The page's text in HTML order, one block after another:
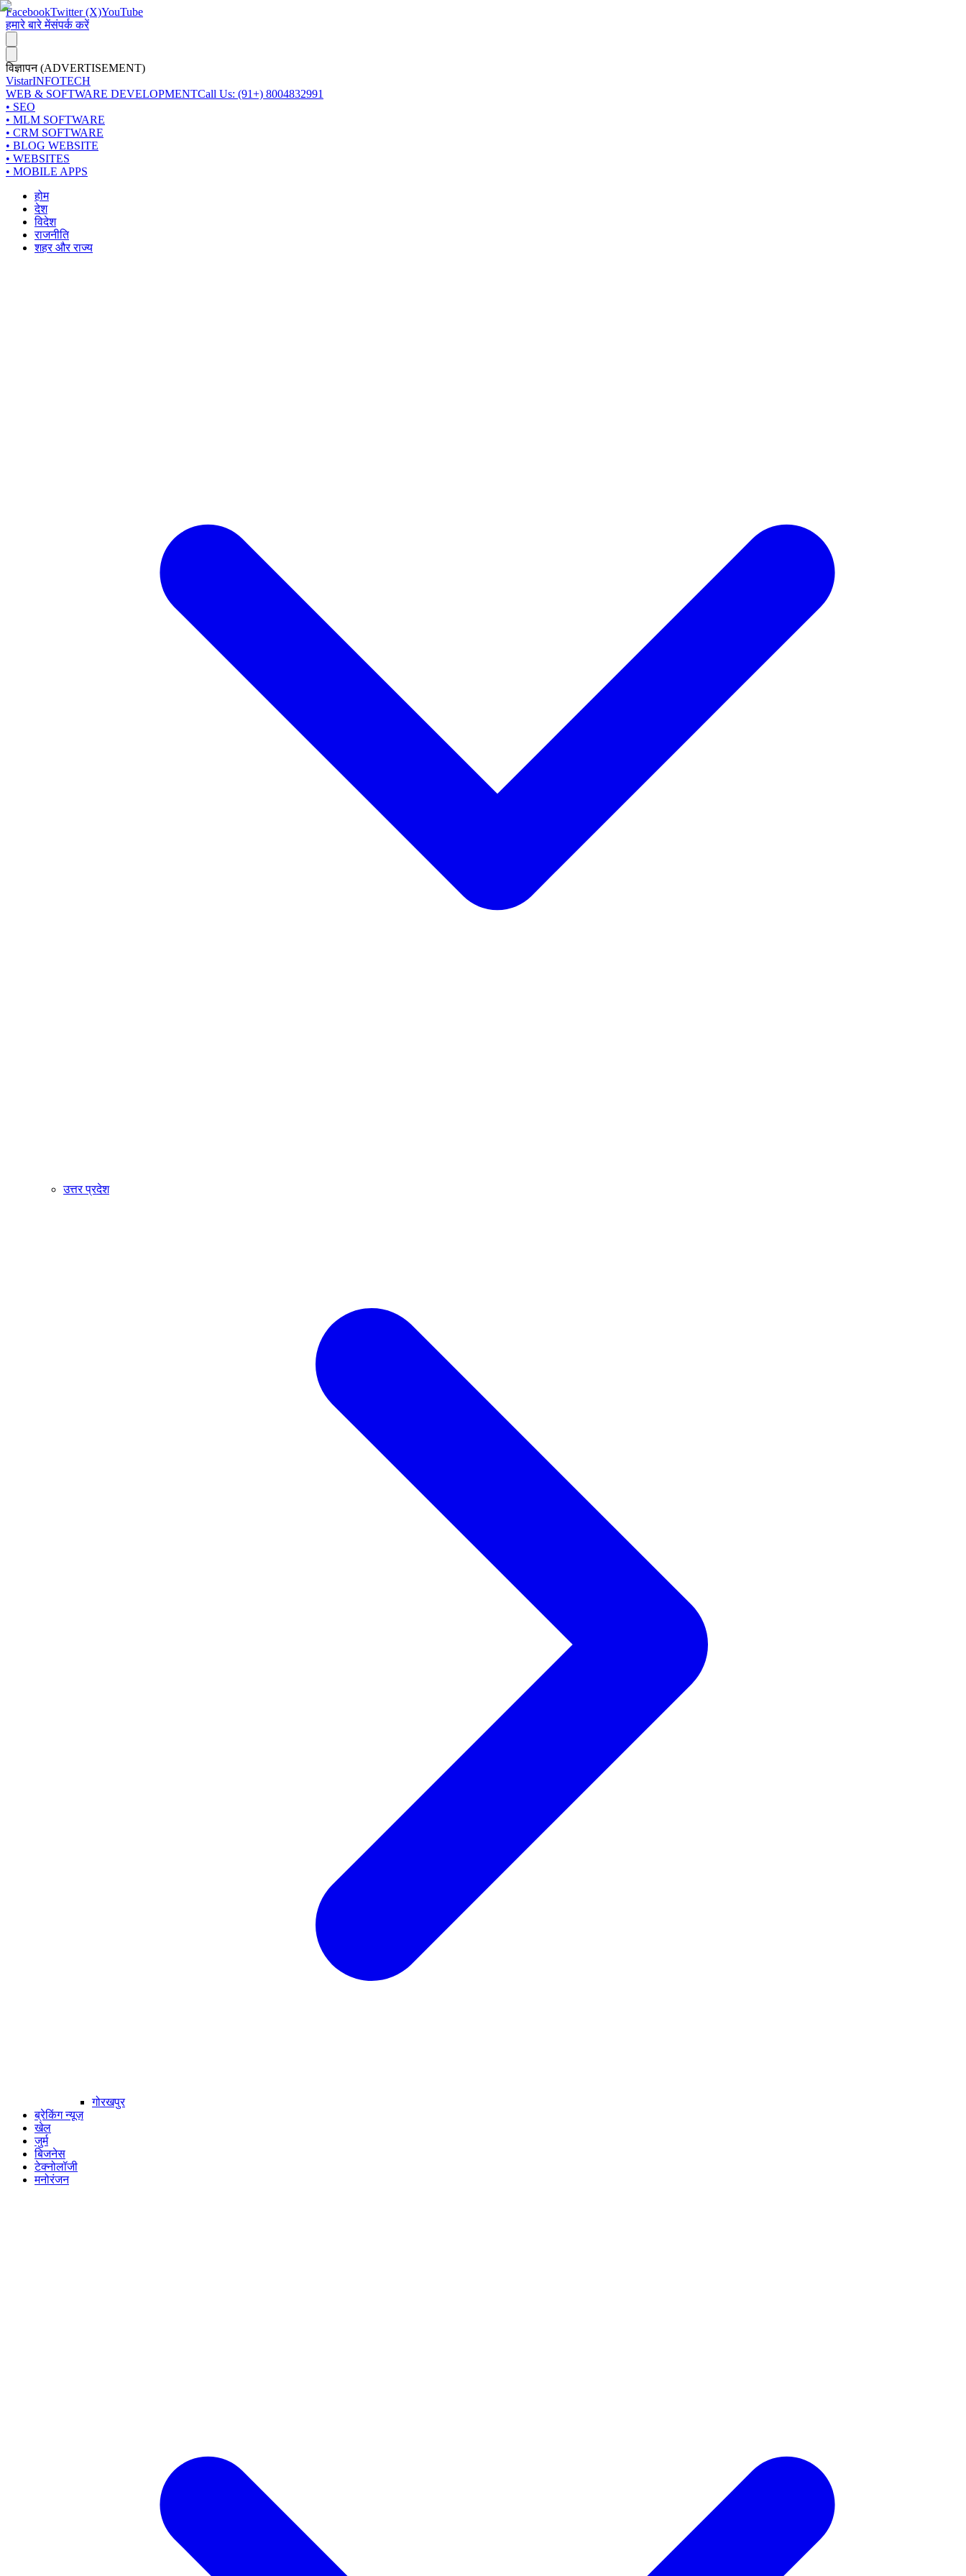
FacebookTwitter (X)YouTube
हमारे बारे मेंसंपर्क करें
विज्ञापन (ADVERTISEMENT)
VistarINFOTECH
WEB & SOFTWARE DEVELOPMENTCall Us: (91+) 8004832991
• SEO
• MLM SOFTWARE
• CRM SOFTWARE
• BLOG WEBSITE
• WEBSITES
• MOBILE APPS
होम
देश
विदेश
राजनीति
शहर और राज्य
उत्तर प्रदेश
गोरखपुर
ब्रेकिंग न्यूज़
खेल
जुर्म
बिजनेस
टेक्नोलॉजी
मनोरंजन